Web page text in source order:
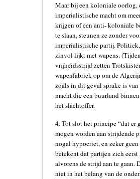
Maar bij een koloniale oorlog,
imperialistische macht om
krijgen of een anti- koloniale
te slaan, steunen ze zonder
imperialistische partij.
zinvol lijkt met wapens.
vrijheidsstrijd zetten
wapenfabriek op om de
zoals in dit geval sprake is
macht die een buurland
het slachtoffer.
4. Tot slot het principe “dat er
mogen worden aan strijdende
nogal hypocriet, en zeker
betekent dat partijen zich
alvorens de strijd aan te gaan.
niet in het belang van de